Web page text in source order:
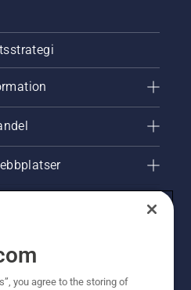
you agree to the storing of